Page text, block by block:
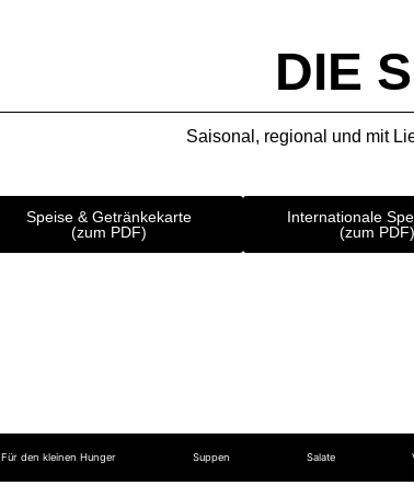
DIE
Saisonal, regional und mit
Speise & Getränkekarte
(zum PDF)
Internationale
(zum PDF)
Für den kleinen Hunger Suppen Salate